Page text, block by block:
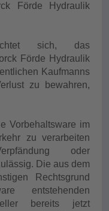
Förde Hydraulik
sich, das
Förde Hydraulik
Kaufmanns
zu bewahren,
Vorbehaltsware im
zu verarbeiten
oder
Die aus dem
Rechtsgrund
entstehenden
bereits jetzt